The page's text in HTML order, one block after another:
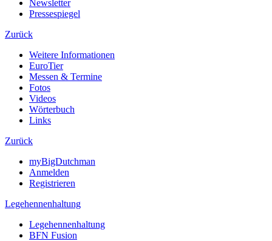
Newsletter
Pressespiegel
Zurück
Weitere Informationen
EuroTier
Messen & Termine
Fotos
Videos
Wörterbuch
Links
Zurück
myBigDutchman
Anmelden
Registrieren
Legehennenhaltung
Legehennenhaltung
BFN Fusion